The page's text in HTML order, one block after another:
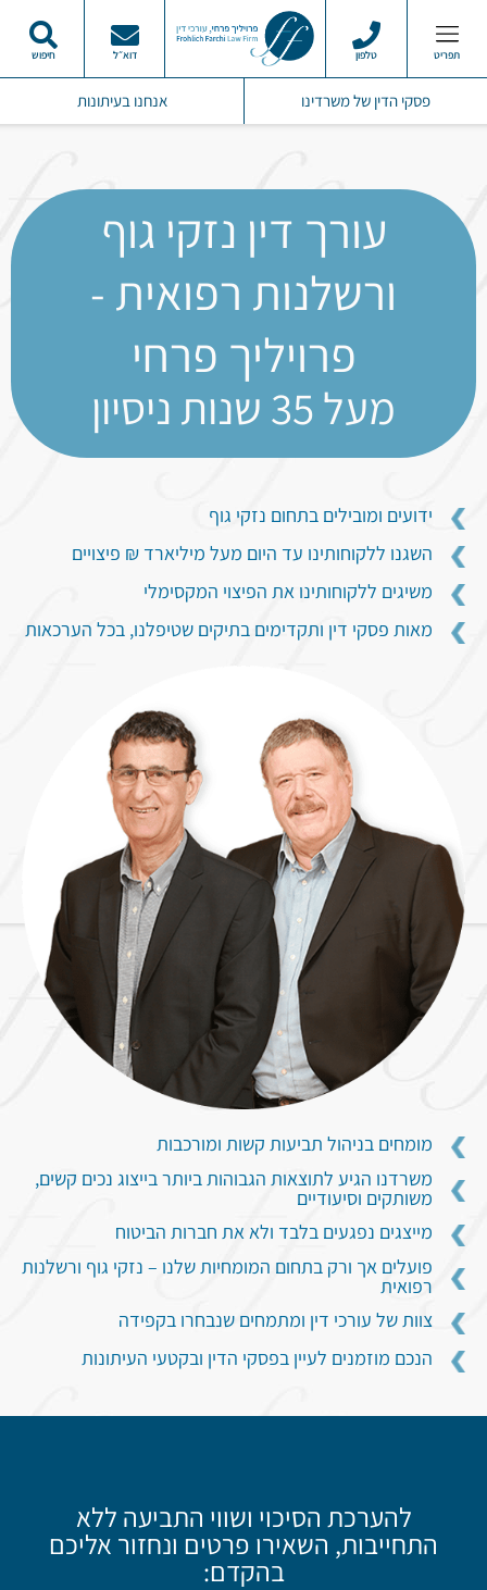
תפריט טלפון דוא״ל חיפוש
פסקי הדין של משרדינו אנחנו בעיתונות
עורך דין נזקי גוף
ורשלנות רפואית -
פרויליך פרחי
מעל 35 שנות ניסיון
ידועים ומובילים בתחום נזקי גוף
השגנו ללקוחותינו עד היום מעל מיליארד ₪ פיצויים
משיגים ללקוחותינו את הפיצוי המקסימלי
מאות פסקי דין ותקדימים בתיקים שטיפלנו, בכל הערכאות
מומחים בניהול תביעות קשות ומורכבות
משרדנו הגיע לתוצאות הגבוהות ביותר בייצוג נכים קשים,
משותקים וסיעודיים
מייצגים נפגעים בלבד ולא את חברות הביטוח
פועלים אך ורק בתחום המומחיות שלנו – נזקי גוף ורשלנות
רפואית
צוות של עורכי דין ומתמחים שנבחרו בקפידה
הנכם מוזמנים לעיין בפסקי הדין ובקטעי העיתונות
להערכת הסיכוי ושווי התביעה ללא
התחייבות, השאירו פרטים ונחזור אליכם
בהקדם: